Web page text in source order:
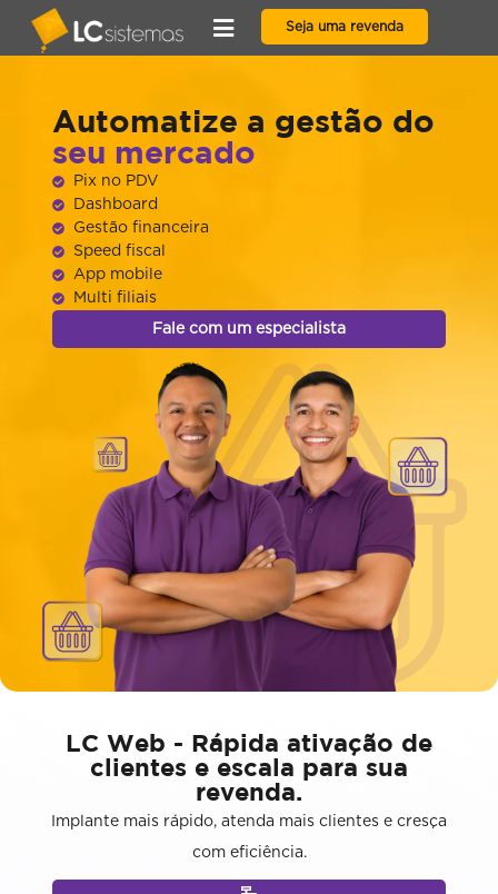
Seja uma revenda
Automatize a gestão do
seu mercado
Pix no PDV
Dashboard
Gestão financeira
Speed fiscal
App mobile
Multi filiais
Fale com um especialista
LC Web - Rápida ativação de
clientes e escala para sua
revenda.
Implante mais rápido, atenda mais clientes e cresça
com eficiência.